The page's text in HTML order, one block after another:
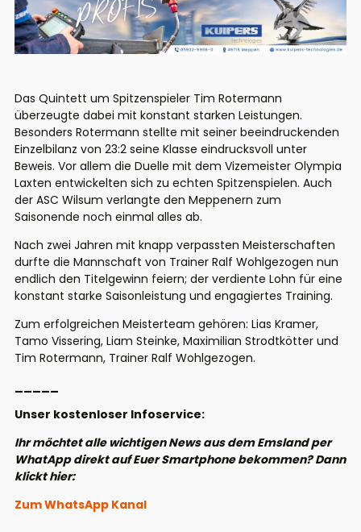
Das Quintett um Spitzenspieler Tim Rotermann
überzeugte dabei mit konstant starken Leistungen.
Besonders Rotermann stellte mit seiner beeindruckenden
Einzelbilanz von 23:2 seine Klasse eindrucksvoll unter
Beweis. Vor allem die Duelle mit dem Vizemeister Olympia
Laxten entwickelten sich zu echten Spitzenspielen. Auch
der ASC Wilsum verlangte den Meppenern zum
Saisonende noch einmal alles ab.
Nach zwei Jahren mit knapp verpassten Meisterschaften
durfte die Mannschaft von Trainer Ralf Wohlgezogen nun
endlich den Titelgewinn feiern; der verdiente Lohn für eine
konstant starke Saisonleistung und engagiertes Training.
Zum erfolgreichen Meisterteam gehören: Lias Kramer,
Tamo Vissering, Liam Steinke, Maximilian Strodtkötter und
Tim Rotermann, Trainer Ralf Wohlgezogen.
Unser kostenloser Infoservice:
Ihr möchtet alle wichtigen News aus dem Emsland per
WhatApp direkt auf Euer Smartphone bekommen? Dann
klickt hier:
Zum WhatsApp Kanal